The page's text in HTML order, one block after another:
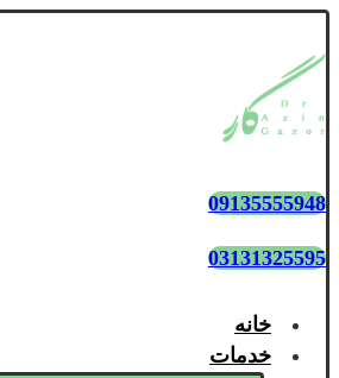
09135555948
03131325595
خانه
خدمات